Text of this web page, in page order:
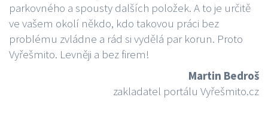
parkovného a spousty dalších položek. A to je určitě
ve vašem okolí někdo, kdo takovou práci bez
problému zvládne a rád si vydělá par korun. Proto
Vyřešmito. Levněji a bez firem!
Martin Bedroš
zakladatel portálu Vyřešmito.cz